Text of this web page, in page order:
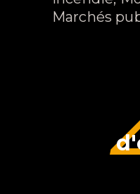
Marchés